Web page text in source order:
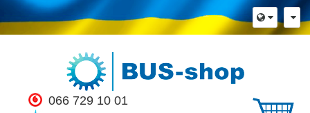
066 729 10 01
×
Язык магазина
Выберите пожалуйста язык магазина
Русский
Українська